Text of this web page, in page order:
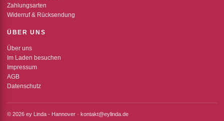
Zahlungsarten
Widerruf & Rücksendung
ÜBER UNS
Über uns
Im Laden besuchen
Impressum
AGB
Datenschutz
© 2026 ey Linda - Hannover · kontakt@eylinda.de